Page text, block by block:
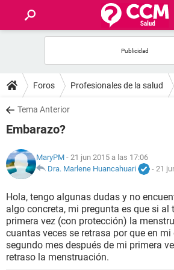
FOROS
SALUD
NUTRICIÓN
BIENESTAR
SEXUALIDAD
GLOSARIO
Foros Profesionales de la salud
Tema Anterior
Embarazo?
MaryPM - 21 jun 2015 a las 17:06
Dra. Marlene Huancahuari
- 21
Hola, tengo algunas dudas y no
algo concreta, mi pregunta es que si al
primera vez (con protección) la
cuantas veces se retrasa por que en mi
segundo mes después de mi primera
retraso la menstruación.